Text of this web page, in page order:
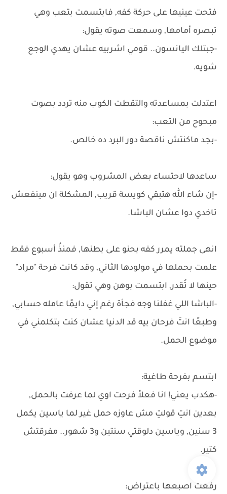
فتحت عينيها على حركة كفه, فابتسمت بتعب وهي
تبصره أمامها, وسمعت صوته يقول:
-جبتلك اليانسون.. قومي اشربيه عشان يهدي الوجع
شويه.
اعتدلت بمساعدته والتقطت الكوب منه تردد بصوت
مبحوح من التعب:
-بجد ماكنتش ناقصة دور البرد ده خالص.
ساعدها لاحتساء بعض المشروب وهو يقول:
-إن شاء الله هتبقي كويسة قريب, المشكلة ان مينفعش
تاخدي دوا عشان الباشا.
انهى جملته يمرر كفه بحنو على بطنها, فمنذُ أسبوع فقط
علمت بحملها في مولودها الثاني, وقد كانت فرحة "مراد"
حينها لا تُقدر, ابتسمت بوهن وهي تقول:
-الباشا اللي غفلنا وجه فجأة رغم إني دايمًا عامله حسابي,
وطبعًا انتَ فرحان بيه قد الدنيا عشان كنت بتكلمني في
موضوع الحمل.
ابتسم بفرحة طاغية:
-هكدب يعني! انا فعلاً فرحت اوي لما عرفت بالحمل,
بعدين انتِ قولتِ مش عاوزه حمل غير لما ياسين يكمل
3 سنين, وياسين دلوقتي سنتين و3 شهور.. مفرقتش
كتير.
رفعت اصبعها باعتراض: